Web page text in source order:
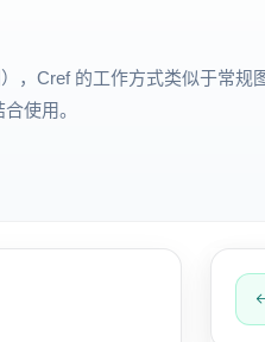
Cref 的工作方式类似于常规
使用。